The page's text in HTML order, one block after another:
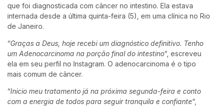
que foi diagnosticada com câncer no intestino. Ela estava
internada desde a última quinta-feira (5), em uma clínica no Rio
de Janeiro.
“Graças a Deus, hoje recebi um diagnóstico definitivo. Tenho
um Adenocarcinoma na porção final do intestino“, escreveu
ela em seu perfil no Instagram. O adenocarcinoma é o tipo
mais comum de câncer.
“Inicio meu tratamento já na próxima segunda-feira e conto
com a energia de todos para seguir tranquila e confiante“,